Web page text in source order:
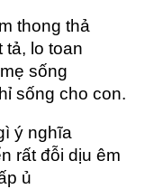
thong thả
tả, lo toan
sống
sống cho con.
ý nghĩa
rất đỗi dịu êm
ủ